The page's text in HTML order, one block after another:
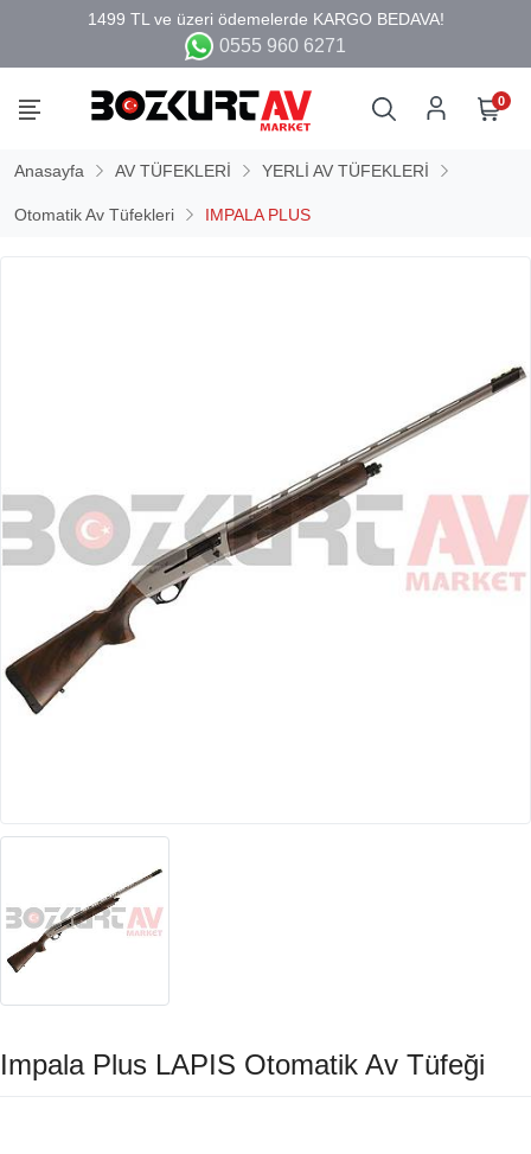
0555 960 6271
0
Anasayfa AV TÜFEKLERİ YERLİ AV TÜFEKLERİ
Otomatik Av Tüfekleri IMPALA PLUS
Impala Plus LAPIS Otomatik Av Tüfeği